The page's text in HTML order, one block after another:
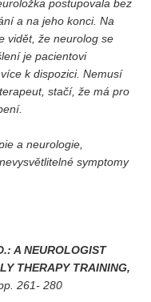
postupovala bez
a na jeho konci. Na
vidět, že neurolog se
je pacientovi
k dispozici. Nemusí
stačí, že má pro
a neurologie,
symptomy
A NEUROLOGIST
THERAPY TRAINING,
261- 280